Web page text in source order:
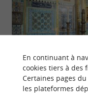
Visite de La
Culturelle
En continuant à
cookies tiers à des
Certaines pages
les plateformes